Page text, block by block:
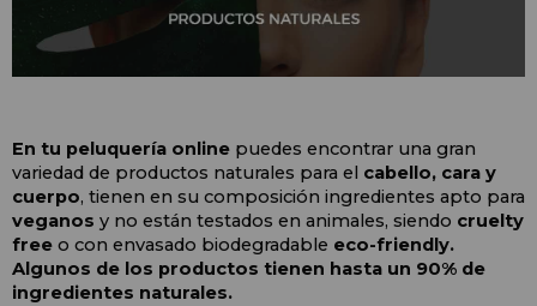
En tu peluquería online puedes encontrar una gran
variedad de productos naturales para el cabello, cara y
cuerpo
veganos y no están testados en animales, siendo cruelty
free o con envasado biodegradable eco-friendly.
Algunos de los productos tienen hasta un 90% de
ingredientes naturales.